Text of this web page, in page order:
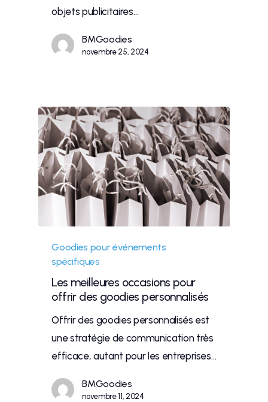
objets publicitaires…
BMGoodies
novembre 25, 2024
Goodies pour événements
spécifiques
Les meilleures occasions pour
offrir des goodies personnalisés
Offrir des goodies personnalisés est
une stratégie de communication très
efficace, autant pour les entreprises…
BMGoodies
novembre 11, 2024